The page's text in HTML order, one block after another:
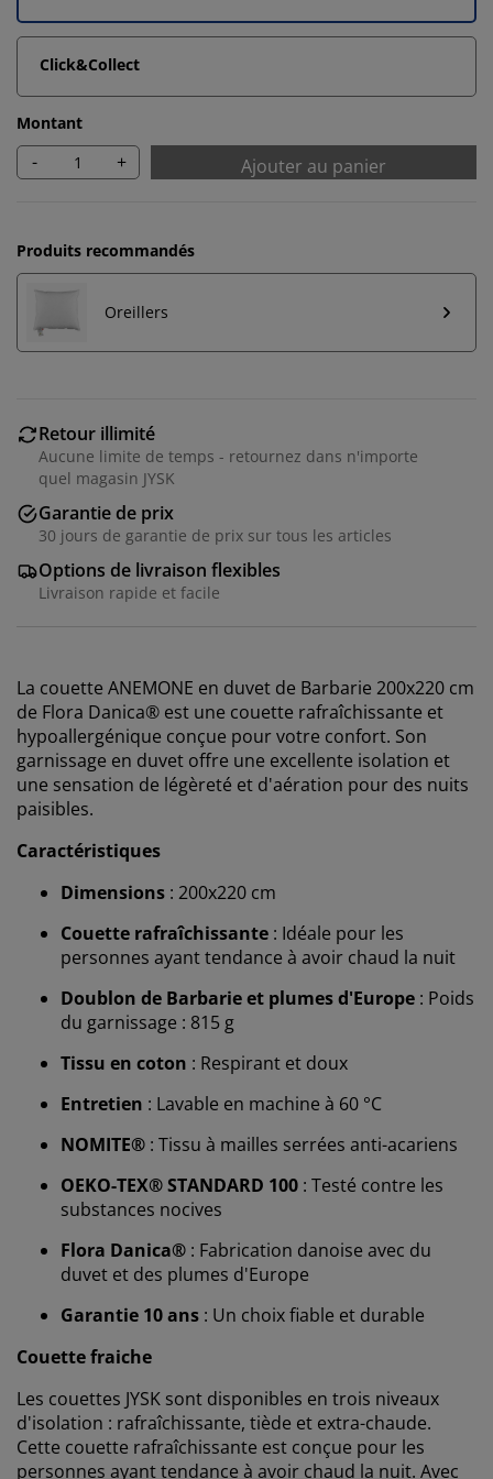
Click&Collect
Montant
- + Ajouter au panier
Produits recommandés
Oreillers
Retour illimité
Aucune limite de temps - retournez dans n'importe
quel magasin JYSK
Garantie de prix
30 jours de garantie de prix sur tous les articles
Options de livraison flexibles
Livraison rapide et facile
La couette ANEMONE en duvet de Barbarie 200x220 cm
de Flora Danica® est une couette rafraîchissante et
hypoallergénique conçue pour votre confort. Son
garnissage en duvet offre une excellente isolation et
une sensation de légèreté et d'aération pour des nuits
paisibles.
Caractéristiques
Dimensions : 200x220 cm
Couette rafraîchissante : Idéale pour les
personnes ayant tendance à avoir chaud la nuit
Doublon de Barbarie et plumes d'Europe : Poids
du garnissage : 815 g
Tissu en coton : Respirant et doux
Entretien : Lavable en machine à 60 °C
NOMITE® : Tissu à mailles serrées anti-acariens
OEKO-TEX® STANDARD 100 : Testé contre les
substances nocives
Flora Danica® : Fabrication danoise avec du
duvet et des plumes d'Europe
Garantie 10 ans : Un choix fiable et durable
Couette fraiche
Les couettes JYSK sont disponibles en trois niveaux
d'isolation : rafraîchissante, tiède et extra-chaude.
Cette couette rafraîchissante est conçue pour les
personnes ayant tendance à avoir chaud la nuit. Avec
Chez JYSK, nous utilisons des cookies et des
identifiants mobiles pour vous garantir une bonne
expérience lorsque vous visitez notre site web. Les
cookies collectent des informations vous concernant
afin de garantir le bon fonctionnement du site, de
générer des statistiques et de vous proposer des
cookies marketing, nous partageons vos données de
exemple Google, Meta et TikTok) afin de vous proposer
des publicités personnalisées et statiques. Vous
pouvez en savoir plus sur les finalités de ces cookies
dans la section « Modifier » et choisir de retirer votre